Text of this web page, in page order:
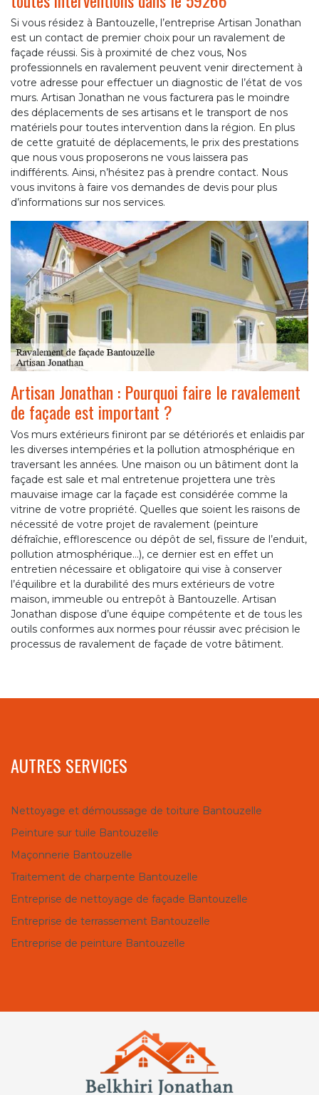
Si vous résidez à Bantouzelle, l’entreprise Artisan Jonathan
est un contact de premier choix pour un ravalement de
façade réussi. Sis à proximité de chez vous, Nos
professionnels en ravalement peuvent venir directement à
votre adresse pour effectuer un diagnostic de l’état de vos
murs. Artisan Jonathan ne vous facturera pas le moindre
des déplacements de ses artisans et le transport de nos
matériels pour toutes intervention dans la région. En plus
de cette gratuité de déplacements, le prix des prestations
que nous vous proposerons ne vous laissera pas
indifférents. Ainsi, n’hésitez pas à prendre contact. Nous
vous invitons à faire vos demandes de devis pour plus
d’informations sur nos services.
Artisan Jonathan : Pourquoi faire le ravalement
de façade est important ?
Vos murs extérieurs finiront par se détériorés et enlaidis par
les diverses intempéries et la pollution atmosphérique en
traversant les années. Une maison ou un bâtiment dont la
façade est sale et mal entretenue projettera une très
mauvaise image car la façade est considérée comme la
vitrine de votre propriété. Quelles que soient les raisons de
nécessité de votre projet de ravalement (peinture
défraîchie, efflorescence ou dépôt de sel, fissure de l’enduit,
pollution atmosphérique…), ce dernier est en effet un
entretien nécessaire et obligatoire qui vise à conserver
l’équilibre et la durabilité des murs extérieurs de votre
maison, immeuble ou entrepôt à Bantouzelle. Artisan
Jonathan dispose d’une équipe compétente et de tous les
outils conformes aux normes pour réussir avec précision le
processus de ravalement de façade de votre bâtiment.
AUTRES SERVICES
Nettoyage et démoussage de toiture Bantouzelle
Peinture sur tuile Bantouzelle
Maçonnerie Bantouzelle
Traitement de charpente Bantouzelle
Entreprise de nettoyage de façade Bantouzelle
Entreprise de terrassement Bantouzelle
Entreprise de peinture Bantouzelle